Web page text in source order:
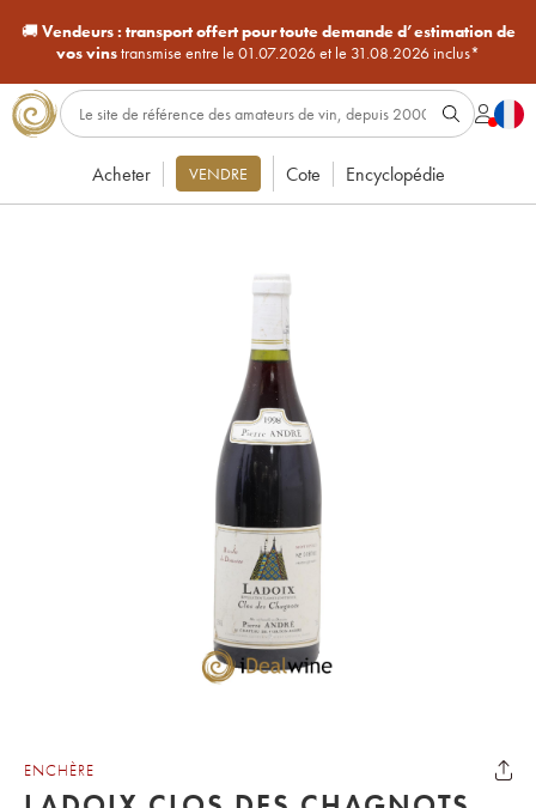
🚚Vendeurs : transport offert pour toute demande d’estimation de
vos vinstransmise entre le 01.07.2026 et le 31.08.2026 inclus*
Acheter VENDRE Cote Encyclopédie
ENCHÈRE